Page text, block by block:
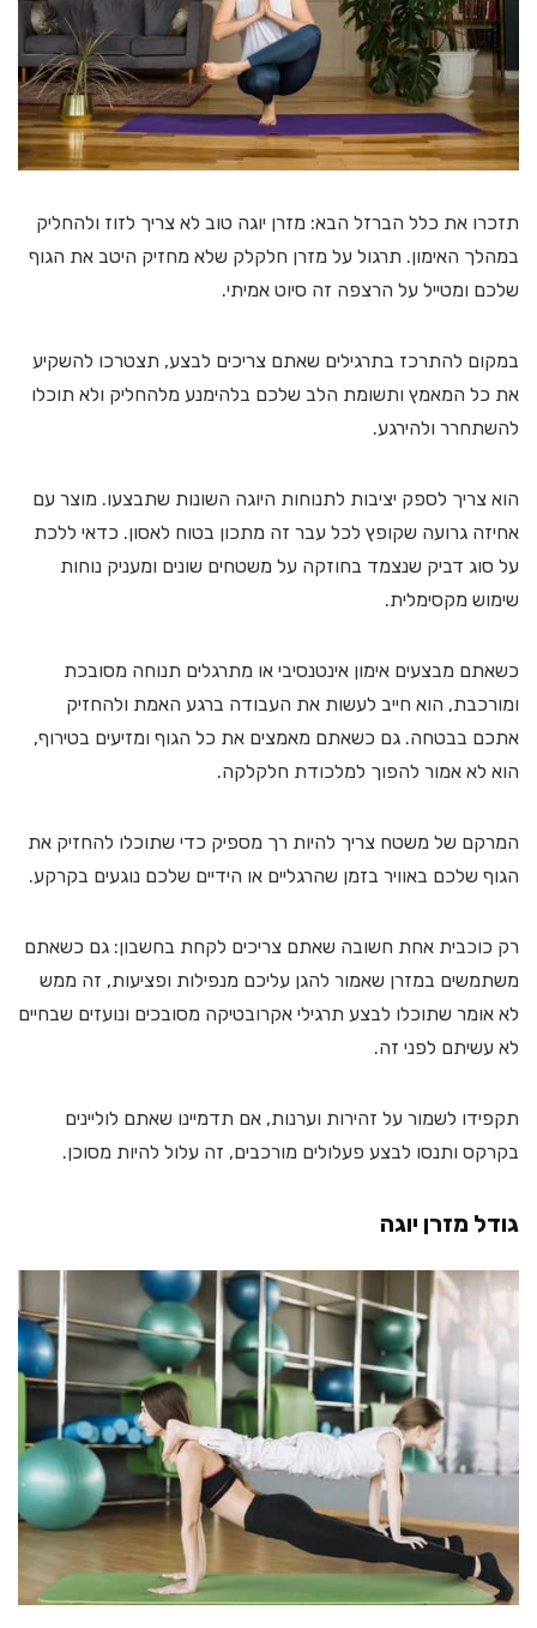
תזכרו את כלל הברזל הבא: מזרן יוגה טוב לא צריך לזוז ולהחליק
במהלך האימון. תרגול על מזרן חלקלק שלא מחזיק היטב את הגוף
שלכם ומטייל על הרצפה זה סיוט אמיתי.
במקום להתרכז בתרגילים שאתם צריכים לבצע, תצטרכו להשקיע
את כל המאמץ ותשומת הלב שלכם בלהימנע מלהחליק ולא תוכלו
להשתחרר ולהירגע.
הוא צריך לספק יציבות לתנוחות היוגה השונות שתבצעו. מוצר עם
אחיזה גרועה שקופץ לכל עבר זה מתכון בטוח לאסון. כדאי ללכת
על סוג דביק שנצמד בחוזקה על משטחים שונים ומעניק נוחות
שימוש מקסימלית.
כשאתם מבצעים אימון אינטנסיבי או מתרגלים תנוחה מסובכת
ומורכבת, הוא חייב לעשות את העבודה ברגע האמת ולהחזיק
אתכם בבטחה. גם כשאתם מאמצים את כל הגוף ומזיעים בטירוף,
הוא לא אמור להפוך למלכודת חלקלקה.
המרקם של משטח צריך להיות רך מספיק כדי שתוכלו להחזיק את
הגוף שלכם באוויר בזמן שהרגליים או הידיים שלכם נוגעים בקרקע.
רק כוכבית אחת חשובה שאתם צריכים לקחת בחשבון: גם כשאתם
משתמשים במזרן שאמור להגן עליכם מנפילות ופציעות, זה ממש
לא אומר שתוכלו לבצע תרגילי אקרובטיקה מסובכים ונועזים שבחיים
לא עשיתם לפני זה.
תקפידו לשמור על זהירות וערנות, אם תדמיינו שאתם לוליינים
בקרקס ותנסו לבצע פעלולים מורכבים, זה עלול להיות מסוכן.
גודל מזרן יוגה